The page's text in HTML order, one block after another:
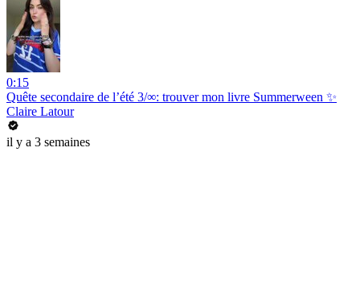
0:15
Quête secondaire de l’été 3/∞: trouver mon livre Summerween ✨
Claire Latour
il y a 3 semaines